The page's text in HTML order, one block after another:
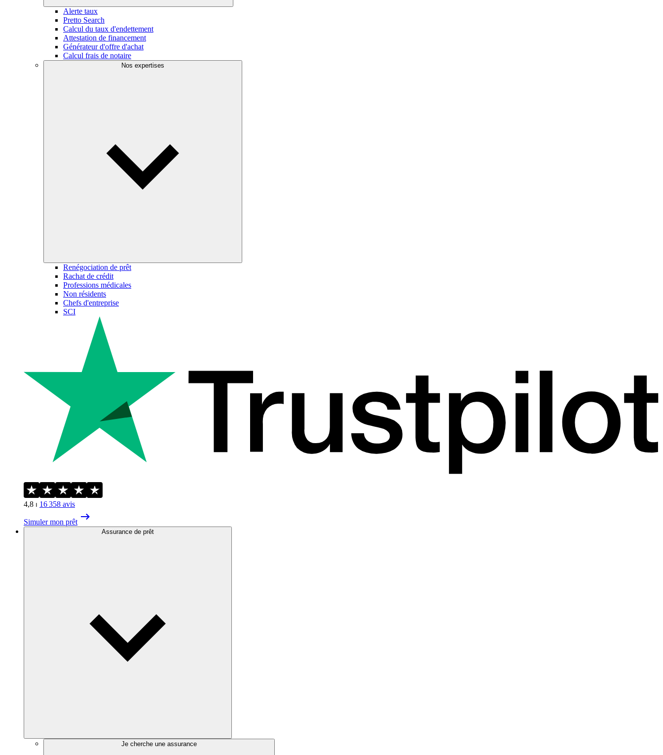
Alerte taux
Pretto Search
Calcul du taux d'endettement
Attestation de financement
Générateur d'offre d'achat
Calcul frais de notaire
Nos expertises
Renégociation de prêt
Rachat de crédit
Professions médicales
Non résidents
Chefs d'entreprise
SCI
4,8 ⏐ 16 358 avis
Simuler mon prêt
Assurance de prêt
Je cherche une assurance